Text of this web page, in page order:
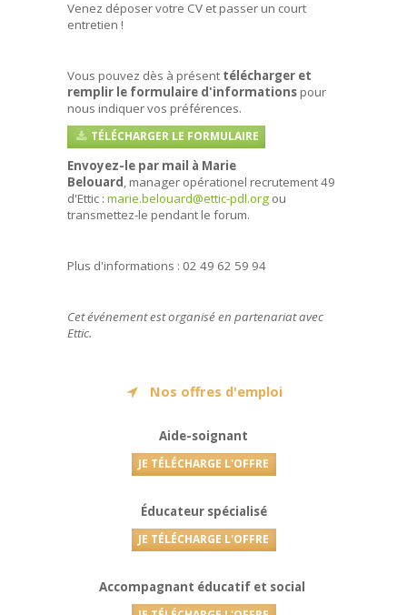
Venez déposer votre CV et passer un court
entretien !
Vous pouvez dès à présent télécharger et
remplir le formulaire d'informationspour
nous indiquer vos préférences.
TÉLÉCHARGER LE FORMULAIRE
Envoyez-le par mail à Marie
Belouard , manager opérationel recrutement 49
d'Ettic : marie.belouard@ettic-pdl.org ou
transmettez-le pendant le forum.
Plus d'informations : 02 49 62 59 94
Cet événement est organisé en partenariat avec
Ettic.
Nos offres d'emploi
Aide-soignant
JE TÉLÉCHARGE L'OFFRE
Éducateur spécialisé
JE TÉLÉCHARGE L'OFFRE
Accompagnant éducatif et social